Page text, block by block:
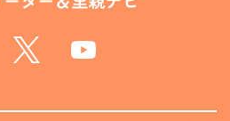
Twitter Youtube